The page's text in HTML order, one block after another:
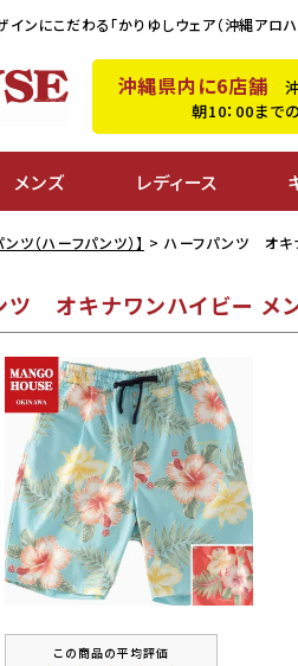
インにこだわる「かりゆしウェア（沖縄アロハ
沖縄県内に6店舗
朝10：00まで
メンズ レディース
ツ（ハーフパンツ）】 ハーフパンツ オキ
ツ オキナワンハイビー メ